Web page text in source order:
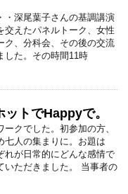
・深尾葉子さんの基調講演
交えたパネルトーク、女性
ク、分科会、その後の交流
した。その時間11時
トでHappyで。
クでした。初参加の方、
七人の集まりに。お題は
れが日常的にどんな感情で
いただきました。 当事者の